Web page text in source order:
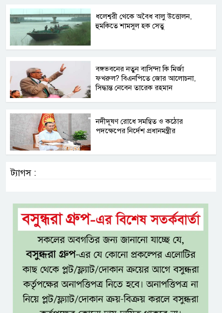
ধলেশ্বরী থেকে অবৈধ বালু উত্তোলন,
হুমকিতে শামসুল হক সেতু
বঙ্গভবনের নতুন বাসিন্দা কি মির্জা
ফখরুল? বিএনপিতে জোর আলোচনা,
সিদ্ধান্ত নেবেন তারেক রহমান
নদীদূষণ রোধে সমন্বিত ও কঠোর
পদক্ষেপের নির্দেশ প্রধানমন্ত্রীর
ট্যাগস :